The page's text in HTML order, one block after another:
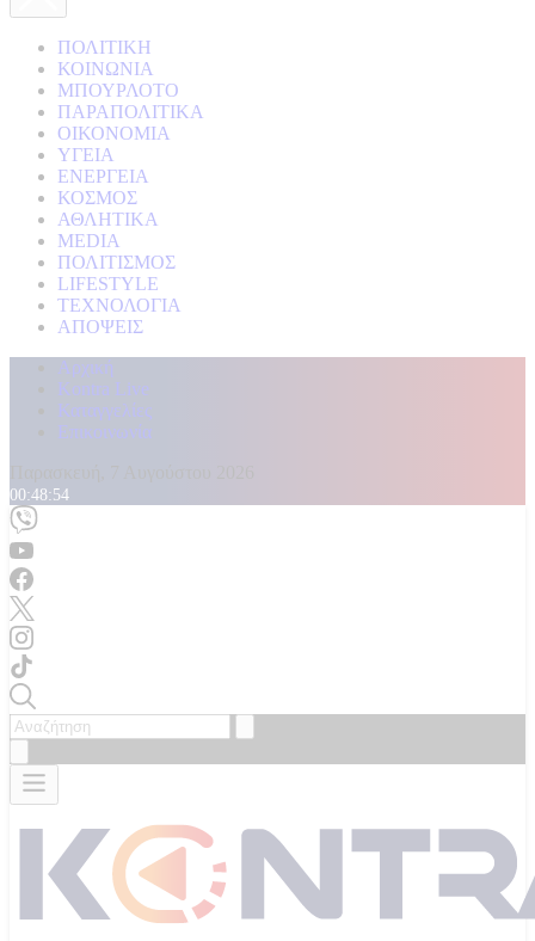
ΠΟΛΙΤΙΚΗ
ΚΟΙΝΩΝΙΑ
ΜΠΟΥΡΛΟΤΟ
ΠΑΡΑΠΟΛΙΤΙΚΑ
ΟΙΚΟΝΟΜΙΑ
ΥΓΕΙΑ
ΕΝΕΡΓΕΙΑ
ΚΟΣΜΟΣ
ΑΘΛΗΤΙΚΑ
MEDIA
ΠΟΛΙΤΙΣΜΟΣ
LIFESTYLE
ΤΕΧΝΟΛΟΓΙΑ
ΑΠΟΨΕΙΣ
Αρχική
Kontra Live
Καταγγελίες
Επικοινωνία
00:48:56